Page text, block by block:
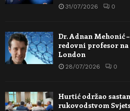
31/07/2026 0
Dr. Adnan Mehonić
redovni profesor
London
28/07/2026 0
Hurtić održao
rukovodstvom